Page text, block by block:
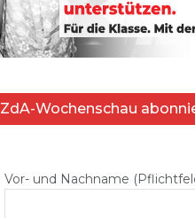
ZdA-Wochenschau
Vor- und Nachname